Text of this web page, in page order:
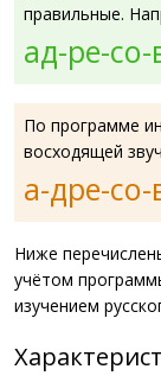
правильные.
ад-ре-
По программе
восходящей
а-дре-
Ниже
учётом
изучением